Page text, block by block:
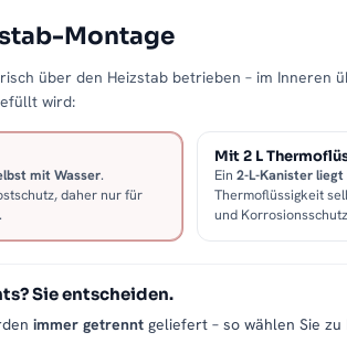
Montage
über den Heizstab betrieben – im Inneren
wird:
mit Wasser.
daher nur für
Mit 2 L
Ein2-L-Kanister liegt
Thermoflüssigkeit
und
Sie entscheiden.
immer getrennt geliefert – so wählen Sie